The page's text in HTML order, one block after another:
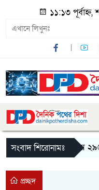
১১:১৩
সংবাদ শিরোনামঃমান্দায় ২৯৬
প্রচ্ছদ